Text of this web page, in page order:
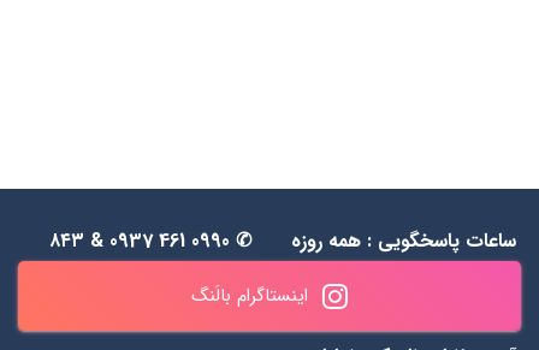
اینستاگرام بالَنگ
ساعات پاسخگویی : همه روزه
✆ 0990 461 0937 & ۸۴۳